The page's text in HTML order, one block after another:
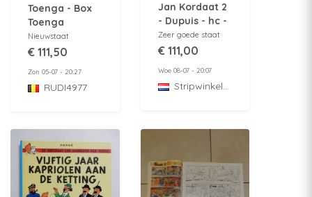
Toenga - Box
Toenga
integraal - 5 x
HC compleet -
Books - ( 2020
)
Nieuwstaat
€ 111,50
Zon 05-07 - 20:27
RUDI4977
Jan Kordaat 2
- Dupuis - hc -
1e druk - 1949
Zeer goede staat
€ 111,00
Woe 08-07 - 20:07
StripwinkelBarabas